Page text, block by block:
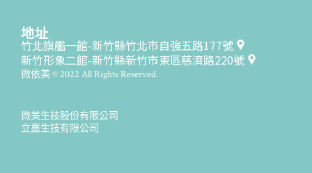
地址
竹北旗艦一館-新竹縣竹北市自強五路177號
新竹形象二館-新竹縣新竹市東區慈濟路220號
微依美 © 2022 All Rights Reserved.
微美生技股份有限公司
立嘉生技有限公司